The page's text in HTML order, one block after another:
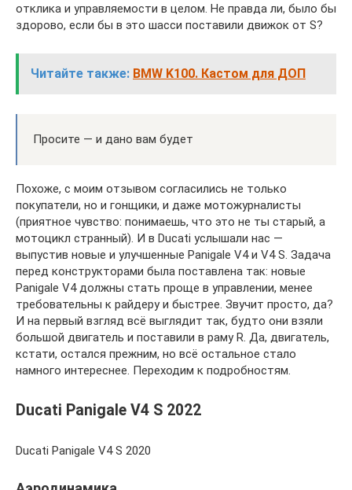
отклика и управляемости в целом. Не правда ли, было бы
здорово, если бы в это шасси поставили движок от S?
Читайте также: BMW K100. Кастом для ДОП
Просите — и дано вам будет
Похоже, с моим отзывом согласились не только
покупатели, но и гонщики, и даже мотожурналисты
(приятное чувство: понимаешь, что это не ты старый, а
мотоцикл странный). И в Ducati услышали нас —
выпустив новые и улучшенные Panigale V4 и V4 S. Задача
перед конструкторами была поставлена так: новые
Panigale V4 должны стать проще в управлении, менее
требовательны к райдеру и быстрее. Звучит просто, да?
И на первый взгляд всё выглядит так, будто они взяли
большой двигатель и поставили в раму R. Да, двигатель,
кстати, остался прежним, но всё остальное стало
намного интереснее. Переходим к подробностям.
Ducati Panigale V4 S 2022
Ducati Panigale V4 S 2020